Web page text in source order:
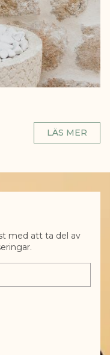
LÄS MER
med att ta del av